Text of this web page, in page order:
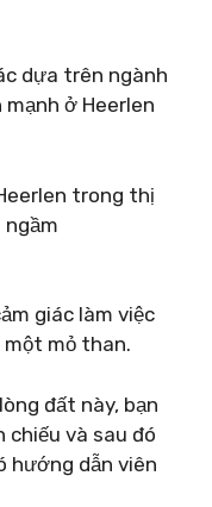
dựa trên ngành
ở Heerlen
trong thị
giác làm việc
mỏ than.
đất này, bạn
chiếu và sau đó
hướng dẫn viên